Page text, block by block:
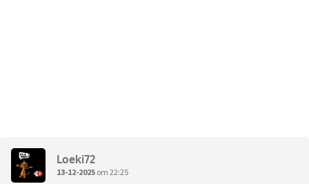
Loeki72
13-12-2025 om 22:25